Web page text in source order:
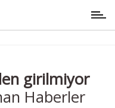
girilmiyor
Haberler